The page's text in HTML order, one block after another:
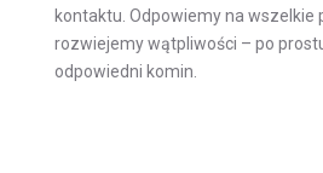
kontaktu. Odpowiemy na wszelkie
rozwiejemy wątpliwości – po
odpowiedni komin.